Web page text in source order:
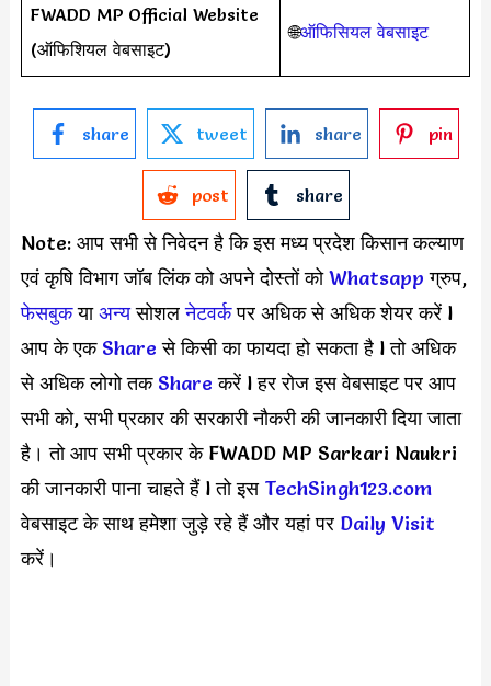
FWADD MP Official Website
(ऑफिशियल वेबसाइट)
🌐ऑफिसियल वेबसाइट
share tweet share pin
post share
Note: आप सभी से निवेदन है कि इस मध्य प्रदेश किसान कल्याण
एवं कृषि विभाग जॉब लिंक को अपने दोस्तों कोWhatsapp ग्रुप,
फेसबुकयाअन्यसोशलनेटवर्कपर अधिक से अधिक शेयर करें l
आप के एक Shareसे किसी का फायदा हो सकता है l तो अधिक
से अधिक लोगो तकShareकरें l हर रोज इस वेबसाइट पर आप
सभी को, सभी प्रकार की सरकारी नौकरी की जानकारी दिया जाता
है। तो आप सभी प्रकार के FWADD MP Sarkari Naukri
की जानकारी पाना चाहते हैं l तो इस TechSingh123.com
वेबसाइट के साथ हमेशा जुड़े रहे हैं और यहां पर Daily Visit
करें।